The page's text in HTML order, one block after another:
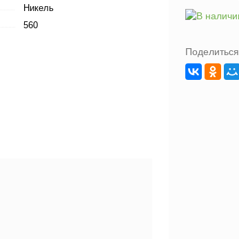
Никель
560
Поделиться